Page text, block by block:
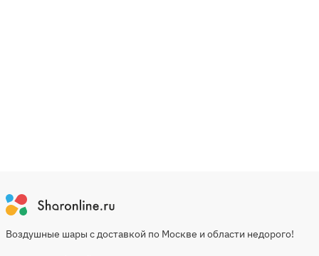
Воздушные шары с доставкой по Москве и области недорого!